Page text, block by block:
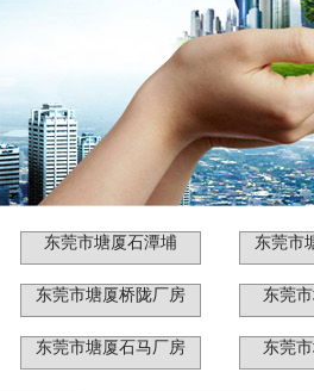
东莞市塘厦石潭埔 东莞市
东莞市塘厦桥陇厂房 东莞
东莞市塘厦石马厂房 东莞